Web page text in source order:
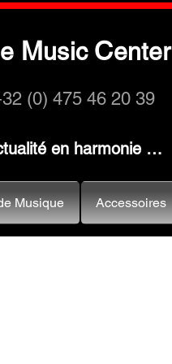
Music Center
(0) 475 46 20 39
en harmonie …
Musique Accessoires